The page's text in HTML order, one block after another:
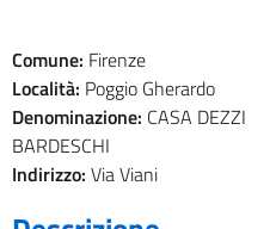
Comune: Firenze
Località: Poggio Gherardo
Denominazione: CASA DEZZI
BARDESCHI
Indirizzo: Via Viani